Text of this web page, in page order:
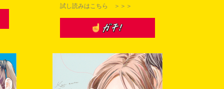
りすましの当選連絡
試し読みはこちら ＞＞＞